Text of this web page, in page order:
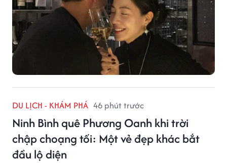
DU LỊCH - KHÁM PHÁ 46 phút trước
Ninh Bình quê Phương Oanh khi trời
chập choạng tối: Một vẻ đẹp khác bắt
đầu lộ diện